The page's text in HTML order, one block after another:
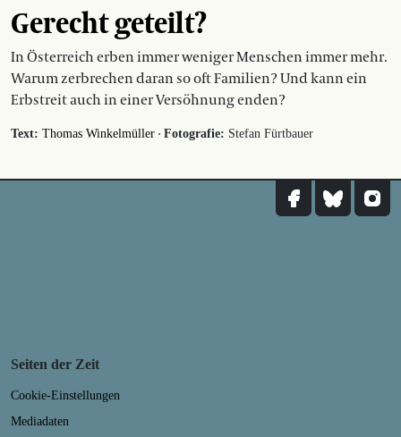
Gerecht geteilt?
In Österreich erben immer weniger Menschen immer mehr.
Warum zerbrechen daran so oft Familien? Und kann ein
Erbstreit auch in einer Versöhnung enden?
Text: Thomas Winkelmüller · Fotografie: Stefan Fürtbauer
Seiten der Zeit
Cookie-Einstellungen
Mediadaten